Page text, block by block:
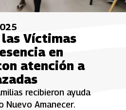
las Víctimas
en
atención a
recibieron ayuda
Nuevo Amanecer.